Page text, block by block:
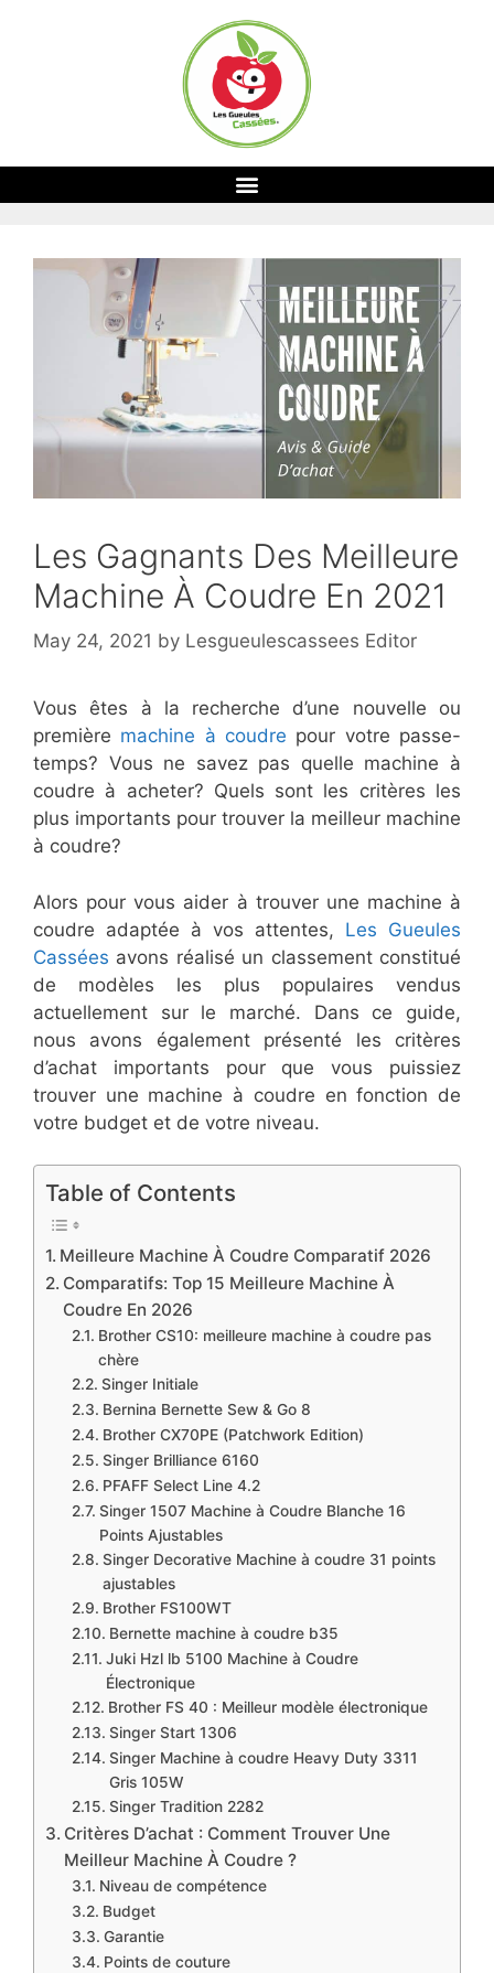
Les Gagnants Des Meilleure
Machine À Coudre En 2021
May 24, 2021 by Lesgueulescassees Editor
Vous êtes à la recherche d’une nouvelle ou
première machine à coudre pour votre passe-
temps? Vous ne savez pas quelle machine à
coudre à acheter? Quels sont les critères les
plus importants pour trouver la meilleur machine
à coudre?
Alors pour vous aider à trouver une machine à
coudre adaptée à vos attentes, Les Gueules
Cassées avons réalisé un classement constitué
de modèles les plus populaires vendus
actuellement sur le marché. Dans ce guide,
nous avons également présenté les critères
d’achat importants pour que vous puissiez
trouver une machine à coudre en fonction de
votre budget et de votre niveau.
Table of Contents
Meilleure Machine À Coudre Comparatif ​2026
Comparatifs: Top 15 Meilleure Machine À
Coudre En ​2026
Brother CS10: meilleure machine à coudre pas
chère
​Singer Initiale
Bernina Bernette Sew & Go 8
Brother CX70PE (Patchwork Edition)
Singer Brilliance 6160
PFAFF Select Line 4.2
Singer 1507 Machine à Coudre Blanche 16
Points Ajustables
Singer Decorative Machine à coudre 31 points
ajustables
Brother FS100WT
Bernette machine à coudre b35
Juki Hzl lb 5100 Machine à Coudre
Électronique
Brother FS 40 : Meilleur modèle électronique
Singer Start 1306
Singer Machine à coudre Heavy Duty 3311
Gris 105W
Singer Tradition 2282
​Critères D’achat : Comment Trouver Une
Meilleur Machine À Coudre ?
Niveau de compétence
Budget
Garantie
Points de couture